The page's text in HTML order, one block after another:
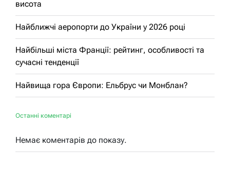
висота
Найближчі аеропорти до України у 2026 році
Найбільші міста Франції: рейтинг, особливості та
сучасні тенденції
Найвища гора Європи: Ельбрус чи Монблан?
Останні коментарі
Немає коментарів до показу.